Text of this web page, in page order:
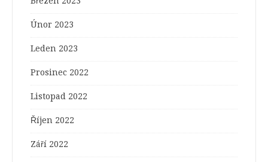
Únor 2023
Leden 2023
Prosinec 2022
Listopad 2022
Říjen 2022
Září 2022